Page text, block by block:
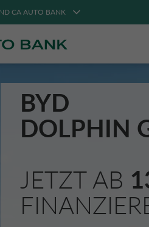
CA AUTO BANK
BYD
DOLPHIN
JETZT AB